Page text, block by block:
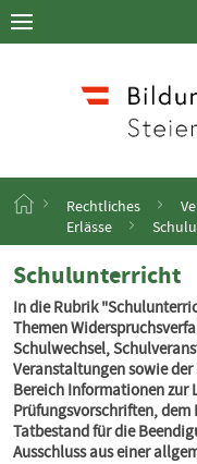
Zum
Inhalt
Navigation
Navigation
aufklappen
S
a
r
t
s
e
i
t
e
Rechtliches
Erlässe
Schulunterricht
In die Rubrik
Themen
Schulwechsel,
Veranstaltungen sowie
Bereich Informationen zur
Prüfungsvorschriften, dem
Tatbestand für die
Ausschluss aus einer